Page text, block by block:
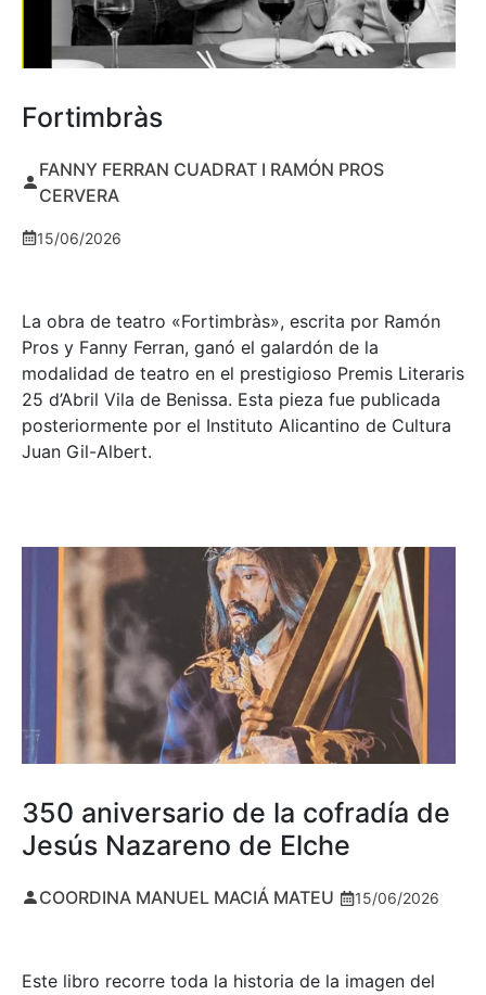
Fortimbràs
FANNY FERRAN CUADRAT I RAMÓN PROS
CERVERA
15/06/2026
La obra de teatro «Fortimbràs», escrita por Ramón
Pros y Fanny Ferran, ganó el galardón de la
modalidad de teatro en el prestigioso Premis Literaris
25 d’Abril Vila de Benissa. Esta pieza fue publicada
posteriormente por el Instituto Alicantino de Cultura
Juan Gil-Albert.
350 aniversario de la cofradía de
Jesús Nazareno de Elche
COORDINA MANUEL MACIÁ MATEU 15/06/2026
Este libro recorre toda la historia de la imagen del